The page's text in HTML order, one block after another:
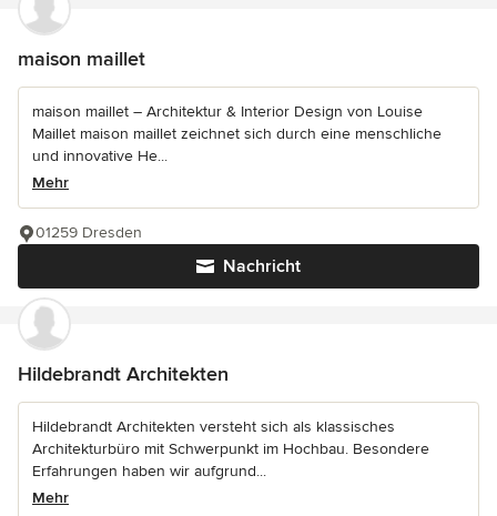
maison maillet
maison maillet – Architektur & Interior Design von Louise
Maillet maison maillet zeichnet sich durch eine menschliche
und innovative He...
Mehr
Nachricht
01259 Dresden
Hildebrandt Architekten
Hildebrandt Architekten versteht sich als klassisches
Architekturbüro mit Schwerpunkt im Hochbau. Besondere
Erfahrungen haben wir aufgrund...
Mehr